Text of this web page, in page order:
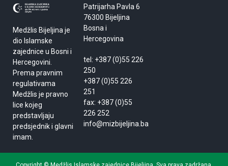
Medžlis Bijeljina je
dio Islamske
zajednice u Bosni i
Hercegovini.
Prema pravnim
regulativama
Medžlis je pravno
lice kojeg
predstavljaju
predsjednik i glavni
imam.
Patrijarha Pavla 6
76300 Bijeljina
Bosna i
Hercegovina
tel: +387 (0)55 226
250
+387 (0)55 226
251
fax: +387 (0)55
226 252
info@mizbijeljina.ba